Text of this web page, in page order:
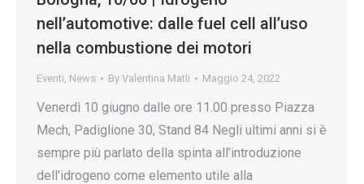
nell’automotive: dalle fuel cell all’uso
nella combustione dei motori
Eventi, News By Valentina Matli Maggio 24, 2022
Venerdì 10 giugno dalle ore 11.00 presso Piazza
Mech, Padiglione 30, Stand 84 Negli ultimi anni si è
sempre più parlato della spinta all’introduzione
dell’idrogeno come elemento utile alla